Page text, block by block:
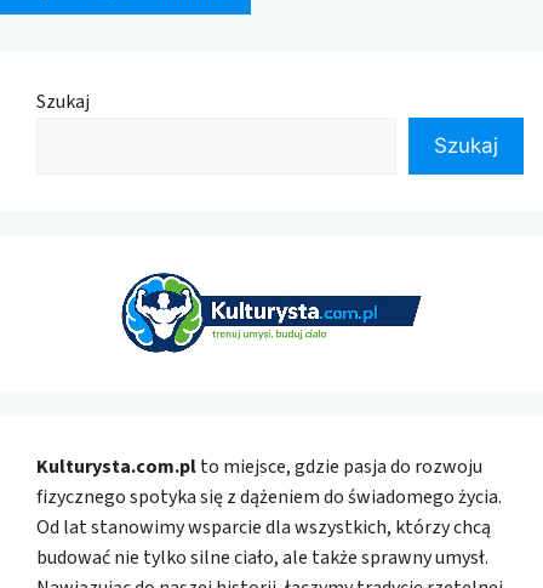
Szukaj
Szukaj
Kulturysta.com.plto miejsce, gdzie pasja do rozwoju
fizycznego spotyka się z dążeniem do świadomego życia.
Od lat stanowimy wsparcie dla wszystkich, którzy chcą
budować nie tylko silne ciało, ale także sprawny umysł.